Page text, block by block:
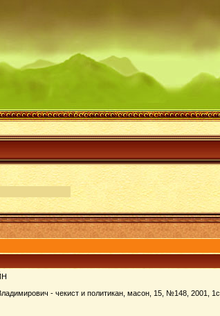
- чекист и политикан, масон, 15, №148, 2001, 1с.